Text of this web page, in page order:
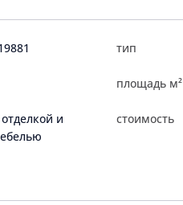
тип
площадь м²
и
стоимость